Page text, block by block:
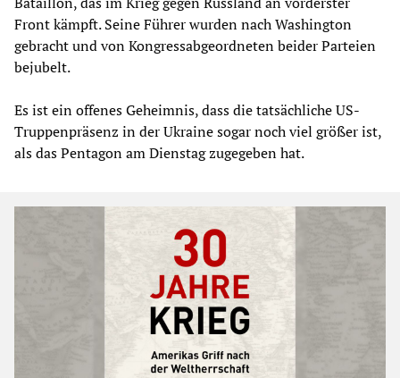
Front kämpft. Seine Führer wurden nach Washington
gebracht und von Kongressabgeordneten beider Parteien
bejubelt.
Es ist ein offenes Geheimnis, dass die tatsächliche US-
Truppenpräsenz in der Ukraine sogar noch viel größer ist,
als das Pentagon am Dienstag zugegeben hat.